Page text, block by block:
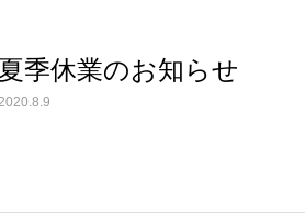
夏季休業のお知らせ